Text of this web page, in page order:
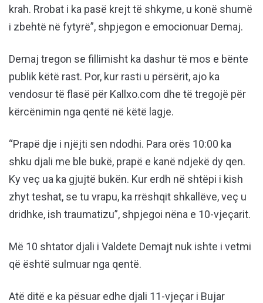
krah. Rrobat i ka pasë krejt të shkyme, u konë shumë
i zbehtë në fytyrë”, shpjegon e emocionuar Demaj.
Demaj tregon se fillimisht ka dashur të mos e bënte
publik këtë rast. Por, kur rasti u përsërit, ajo ka
vendosur të flasë për Kallxo.com dhe të tregojë për
kërcënimin nga qentë në këtë lagje.
“Prapë dje i njëjti sen ndodhi. Para orës 10:00 ka
shku djali me ble bukë, prapë e kanë ndjekë dy qen.
Ky veç ua ka gjujtë bukën. Kur erdh në shtëpi i kish
zhyt teshat, se tu vrapu, ka rrëshqit shkallëve, veç u
dridhke, ish traumatizu”, shpjegoi nëna e 10-vjeçarit.
Më 10 shtator djali i Valdete Demajt nuk ishte i vetmi
që është sulmuar nga qentë.
Atë ditë e ka pësuar edhe djali 11-vjeçar i Bujar